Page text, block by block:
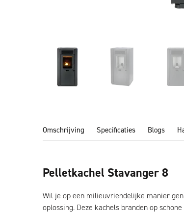
Omschrijving Specificaties Blogs
Pelletkachel Stavanger 8
Wil je op een milieuvriendelijke manier
oplossing. Deze kachels branden op